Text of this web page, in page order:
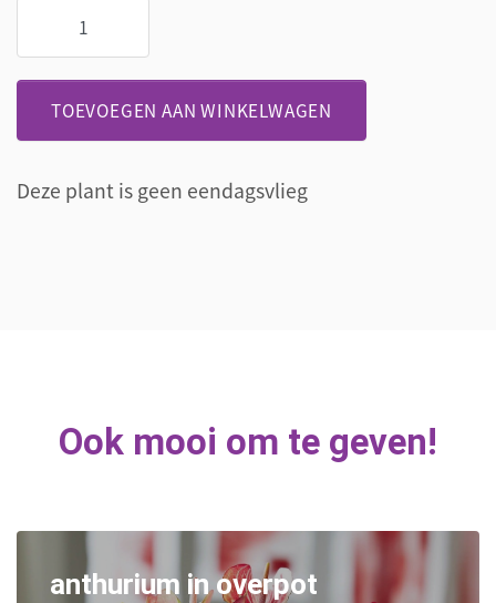
hoge
TOEVOEGEN AAN WINKELWAGEN
Deze plant is geen eendagsvlieg
Ook mooi om te geven!
anthurium in overpot